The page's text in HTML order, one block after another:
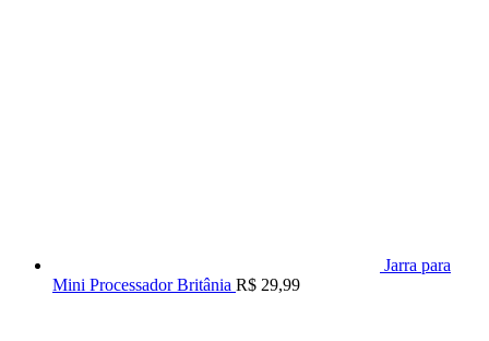
Jarra para
Mini Processador Britânia R$ 29,99